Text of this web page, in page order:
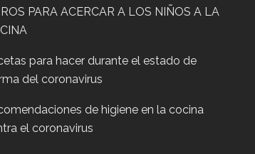
PARA ACERCAR A LOS NIÑOS A LA
para hacer durante el estado de
del coronavirus
de higiene en la cocina
el coronavirus